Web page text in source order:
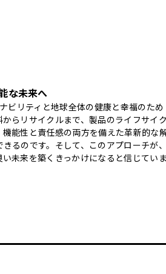
な未来へ
ビリティと地球全体の健康と幸福のため
らリサイクルまで、製品のライフサイ
機能性と責任感の両方を備えた革新的な
るのです。そして、このアプローチが
未来を築くきっかけになると信じてい